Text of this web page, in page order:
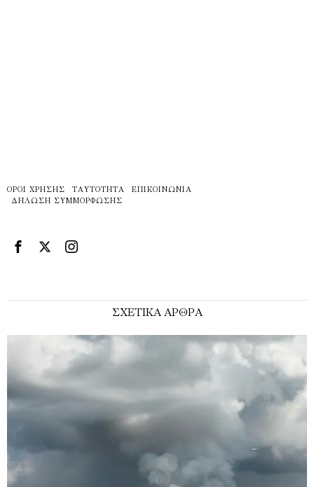
ΌΡΟΙ ΧΡΉΣΗΣ ΤΑΥΤΌΤΗΤΑ
ΕΠΙΚΟΙΝΩΝΊΑ
ΔΉΛΩΣΗ ΣΥΜΜΌΡΦΩΣΗΣ
ΣΧΕΤΙΚΑ ΑΡΘΡΑ